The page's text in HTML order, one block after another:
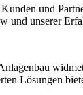
und
und unserer
Lösungen